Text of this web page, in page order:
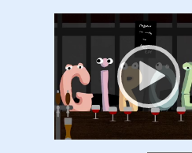
Video
Player